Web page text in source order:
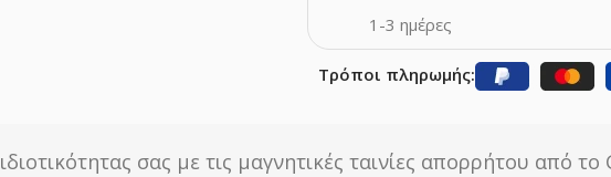
1-3 ημέρες
Τρόποι πληρωμής:
σας με τις μαγνητικές ταινίες απορρήτου από